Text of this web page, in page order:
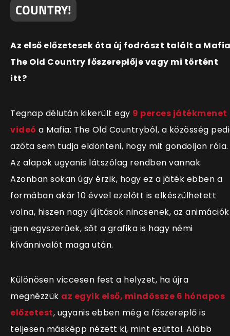
COUNTRY!
Az első előzetesek óta új fodrászt talált a
The Old Country főszereplője vagy mi történt
itt?
Tegnap délután kikerült egy 9 perces játékmenet
videó a Mafia: The Old Countryból, a közösség
azóta sem tudja eldönteni, hogy mit gondoljon róla.
Az alapok ugyanis látszólag rendben vannak.
Azonban sokan úgy érzik, hogy ez a játék ebben a
formában akár 10 évvel ezelőtt is elkészülhetett
volna, hiszen nagy újítások nincsenek, az animációk
igen egyszerűek, sőt a grafika is hagy némi
kívánnivalót maga után.
Különösen viccesen fest a helyzet, ha újra
megnézzük az egyik első, mindössze 6 hónapos
előzetest, ugyanis ebben még a főszereplő is
teljesen másképp nézett ki, mint ezúttal. Alább